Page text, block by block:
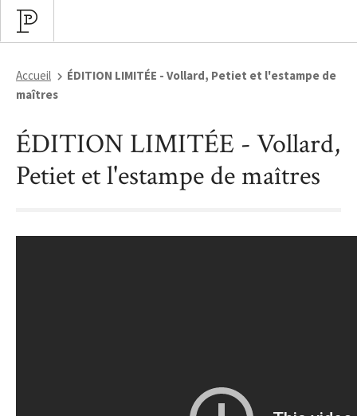
Accueil
ÉDITION LIMITÉE - Vollard, Petiet et l'estampe de
maîtres
ÉDITION LIMITÉE - Vollard,
Petiet et l'estampe de maîtres